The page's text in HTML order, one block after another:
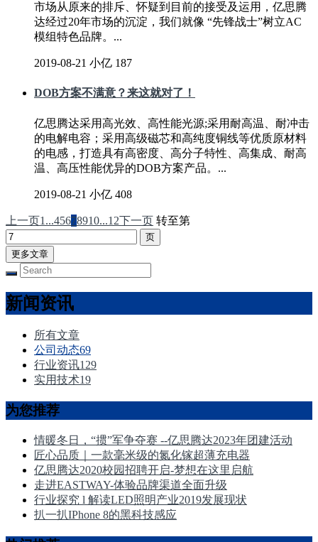
市场从原来的排斥、怀疑到目前的接受及运用，亿思腾
达经过20年市场的沉淀，我们就像 “先锋战士”树立AC
模组特色品牌。...
2019-08-21 小亿 187
DOB方案不满意？来这就对了！
亿思腾达采用高光效、高性能光源;采用耐高温、耐冲击
的电解电容；采用高级磁芯和高纯度铜线等优质原材料
的电感，打造具有高密度、高分子特性、高集成、耐高
温、高压性能优异的DOB方案产品。...
2019-08-21 小亿 408
上一页1...45678910...12下一页 转至第
更多文章
新闻资讯
所有文章
公司动态69
行业资讯129
实用技术19
为您推荐
情暖冬日，“掼”军争夺赛 --亿思腾达2023年团建活动
匠心品质｜一款毫米级的氮化镓超薄充电器
亿思腾达2020校园招聘开启-梦想在这里启航
走进EASTWAY-体验品牌渠道全面升级
行业探究 l 解读LED照明产业2019发展现状
扒一扒IPhone 8的黑科技感应